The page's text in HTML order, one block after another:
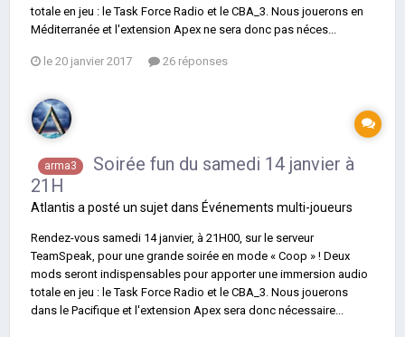
totale en jeu : le Task Force Radio et le CBA_3. Nous jouerons en
Méditerranée et l'extension Apex ne sera donc pas néces...
le 20 janvier 2017 26 réponses
arma3
Soirée fun du samedi 14 janvier à
21H
Atlantis a posté un sujet dans Événements multi-joueurs
Rendez-vous samedi 14 janvier, à 21H00, sur le serveur
TeamSpeak, pour une grande soirée en mode « Coop » ! Deux
mods seront indispensables pour apporter une immersion audio
totale en jeu : le Task Force Radio et le CBA_3. Nous jouerons
dans le Pacifique et l'extension Apex sera donc nécessaire...